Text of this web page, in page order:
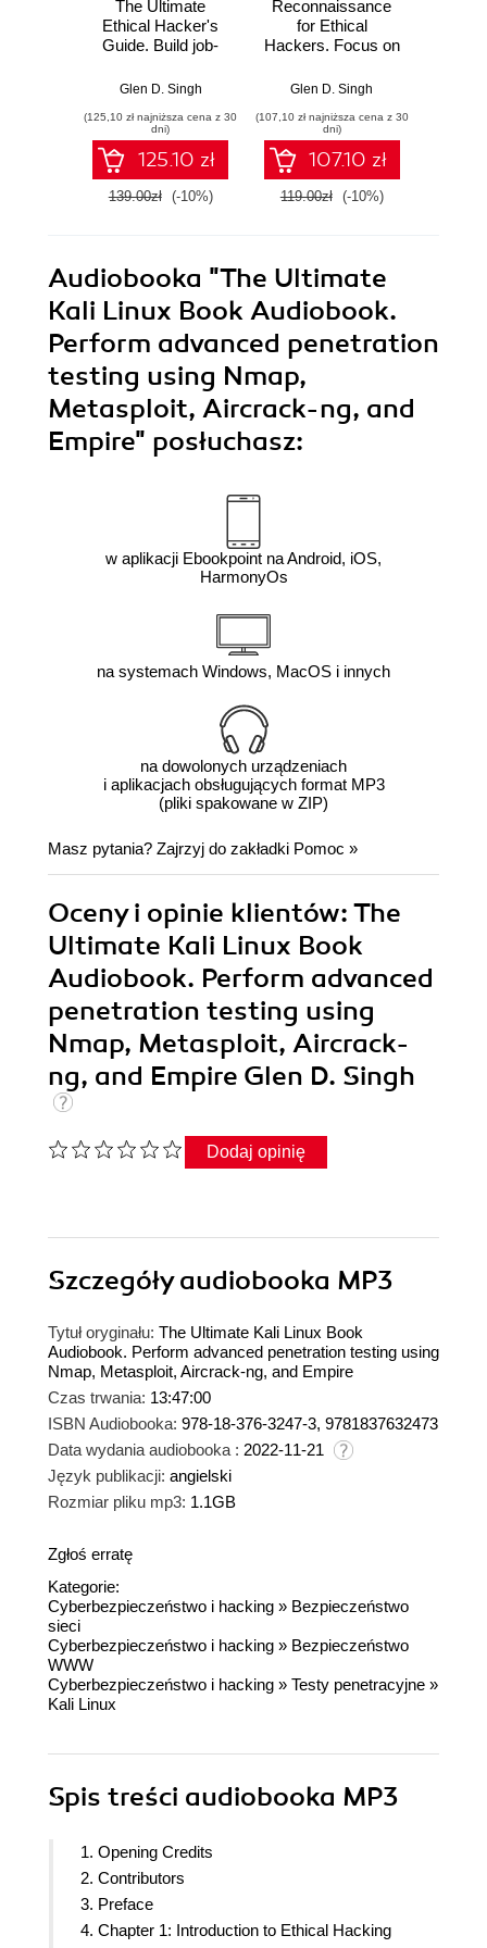
The Ultimate
Ethical Hacker's
Guide. Build job-
hands-on labs in
IoT/OT, and
professional
reporting
Glen D. Singh
(125,10 zł najniższa cena z 30
dni)
125.10 zł
139.00zł (-10%)
Reconnaissance
for Ethical
Hackers. Focus on
data breaches and
steps for
successful
pentesting
Glen D. Singh
(107,10 zł najniższa cena z 30
dni)
107.10 zł
119.00zł (-10%)
Audiobooka "The Ultimate
Kali Linux Book Audiobook.
Perform advanced penetration
testing using Nmap,
Metasploit, Aircrack-ng, and
Empire" posłuchasz:
w aplikacji Ebookpoint na Android, iOS,
HarmonyOs
na systemach Windows, MacOS i innych
na dowolonych urządzeniach
i aplikacjach obsługujących format MP3
(pliki spakowane w ZIP)
Masz pytania? Zajrzyj do zakładki Pomoc »
Oceny i opinie klientów: The
Ultimate Kali Linux Book
Audiobook. Perform advanced
penetration testing using
Nmap, Metasploit, Aircrack-
ng, and Empire Glen D. Singh
Dodaj opinię
Szczegółyaudiobooka MP3
Tytuł oryginału: The Ultimate Kali Linux Book
Audiobook. Perform advanced penetration testing using
Nmap, Metasploit, Aircrack-ng, and Empire
Czas trwania: 13:47:00
ISBN Audiobooka: 978-18-376-3247-3, 9781837632473
Data wydania audiobooka : 2022-11-21
Język publikacji: angielski
Rozmiar pliku mp3: 1.1GB
Zgłoś erratę
Kategorie:
Cyberbezpieczeństwo i hacking » Bezpieczeństwo
sieci
Cyberbezpieczeństwo i hacking » Bezpieczeństwo
WWW
Cyberbezpieczeństwo i hacking » Testy penetracyjne »
Kali Linux
Spis treści audiobooka MP3
1. Opening Credits
2. Contributors
3. Preface
4. Chapter 1: Introduction to Ethical Hacking